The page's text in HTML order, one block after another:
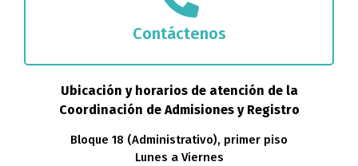
Contáctenos
Ubicación y horarios de atención de la
Coordinación de Admisiones y Registro
Bloque 18 (Administrativo), primer piso
Lunes a Viernes